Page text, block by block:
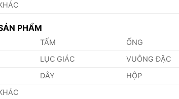
PHẨM
TẤM
ỐNG
LỤC GIÁC
VUÔNG ĐẶC
DÂY
HỘP